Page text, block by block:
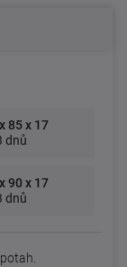
85 x 17
dnů
90 x 17
dnů